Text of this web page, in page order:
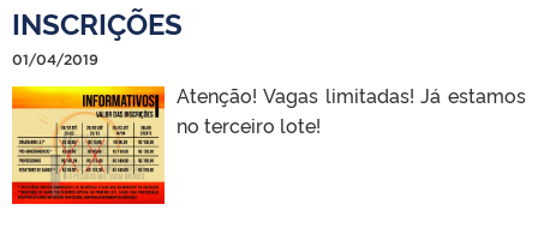
INSCRIÇÕES
01/04/2019
Atenção! Vagas limitadas! Já estamos
no terceiro lote!